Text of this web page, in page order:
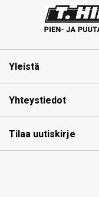
Yleistä
Yhteystiedot
Tilaa uutiskirje